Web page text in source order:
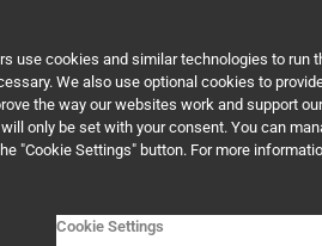
use cookies and similar technologies to run
We also use optional cookies to
the way our websites work and support
only be set with your consent. You can
"Cookie Settings" button. For more
Cookie Settings